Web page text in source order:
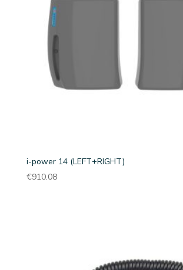
i-power 14 (LEFT+RIGHT)
€910.08